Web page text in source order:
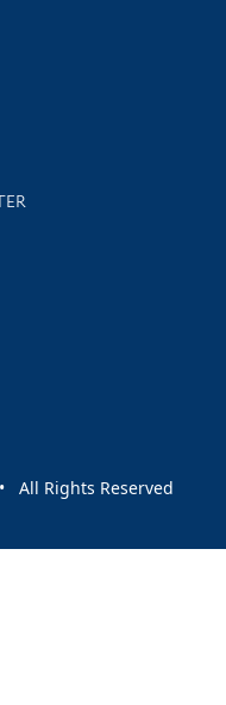
events
All Rights Reserved